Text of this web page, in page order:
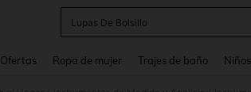
Lupas De Bolsillo
Ofertas Ropa de mujer Trajes de baño Niños